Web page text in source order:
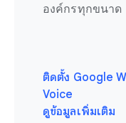
องค์กรทุกขนาด
ติดตั้ง Google
Voice
ดูข้อมูลเพิ่มเติม